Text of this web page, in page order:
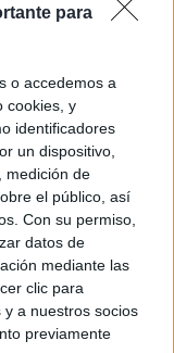
para
o accedemos a
cookies, y
identificadores
un dispositivo,
medición de
el público, así
Con su permiso,
datos de
mediante las
clic para
a nuestros socios
previamente